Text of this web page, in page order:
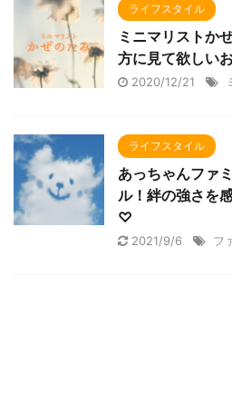
ライフスタイル
ミニマリストか
方に見て欲しい
2020/12/21
ライフスタイル
あっちゃんファ
ル！絆の強さを
♡
2021/9/6 フ